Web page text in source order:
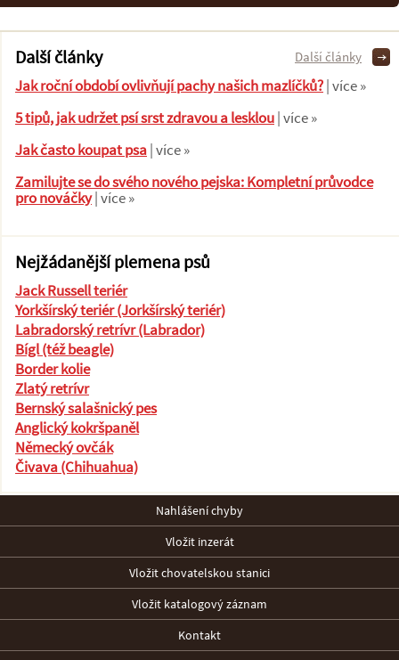
Další články
Jak roční období ovlivňují pachy našich mazlíčků?| více »
5 tipů, jak udržet psí srst zdravou a lesklou| více »
Jak často koupat psa| více »
Zamilujte se do svého nového pejska: Kompletní průvodce
pro nováčky| více »
Další články
Nejžádanější plemena psů
Jack Russell teriér
Yorkšírský teriér (Jorkšírský teriér)
Labradorský retrívr (Labrador)
Bígl (též beagle)
Border kolie
Zlatý retrívr
Bernský salašnický pes
Anglický kokršpaněl
Německý ovčák
Čivava (Chihuahua)
Nahlášení chyby
Vložit inzerát
Vložit chovatelskou stanici
Vložit katalogový záznam
Kontakt